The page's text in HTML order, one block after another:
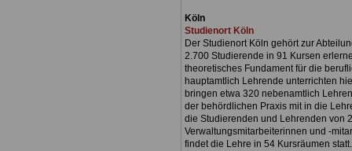
Köln
Studienort Köln
Der Studienort Köln gehört zur
2.700 Studierende in 91 Kursen
theoretisches Fundament für die
hauptamtlich Lehrende unterrichten
bringen etwa 320 nebenamtlich
der behördlichen Praxis mit in die
die Studierenden und Lehrenden von
Verwaltungsmitarbeiterinnen und -
findet die Lehre in 54 Kursräumen